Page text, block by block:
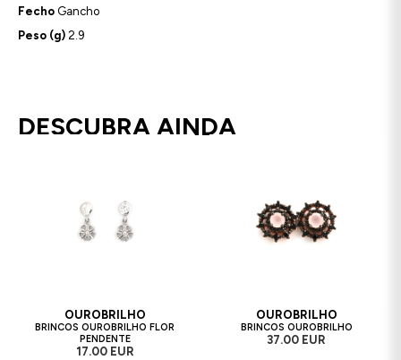
Fecho Gancho
Peso (g) 2.9
DESCUBRA AINDA
OUROBRILHO
BRINCOS OUROBRILHO FLOR
PENDENTE
17.00 EUR
OUROBRILHO
BRINCOS OUROBRILHO
37.00 EUR